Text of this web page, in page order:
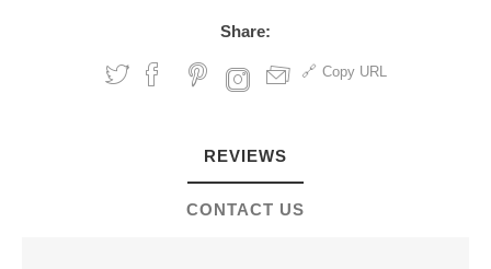
Share:
Copy URL
REVIEWS
CONTACT US